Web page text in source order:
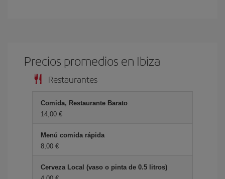
Precios promedios en Ibiza
Restaurantes
Comida, Restaurante Barato
14,00 €
Menú comida rápida
8,00 €
Cerveza Local (vaso o pinta de 0.5 litros)